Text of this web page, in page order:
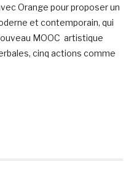
Orange pour proposer un
et contemporain, qui
MOOC artistique
cinq actions comme